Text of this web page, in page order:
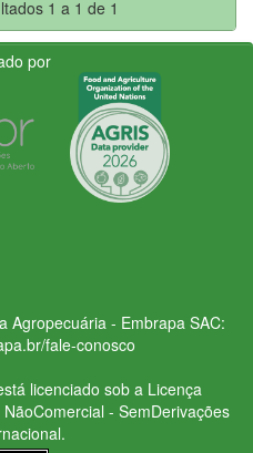
1 a 1 de 1
por
Agropecuária - Embrapa SAC:
fale-conosco
licenciado sob a Licença
- SemDerivações